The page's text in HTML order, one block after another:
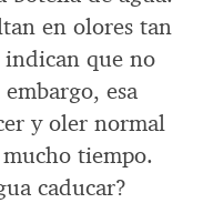
en olores tan
indican que no
esa
y oler normal
tiempo.
caducar?